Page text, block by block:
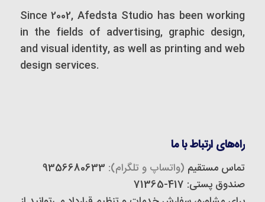
Since 2002, Afedsta Studio has been working
in the fields of advertising, graphic design,
and visual identity, as well as printing and web
design services.
راه‌های ارتباط با ما
تماس مستقیم (واتساپ و تلگرام):
صندوق پستی: 417-71365